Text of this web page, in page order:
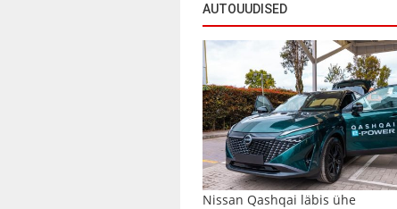
AUTOUUDISED
Nissan Qashqai läbis ühe